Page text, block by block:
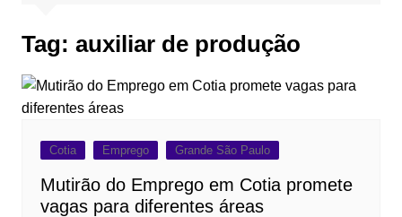
Tag: auxiliar de produção
Cotia Emprego Grande São Paulo
Mutirão do Emprego em Cotia promete
vagas para diferentes áreas